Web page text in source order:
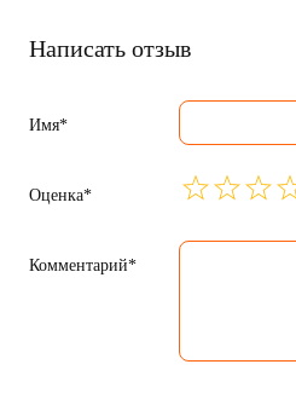
Написать отзыв
Имя*
Оценка*
Комментарий*